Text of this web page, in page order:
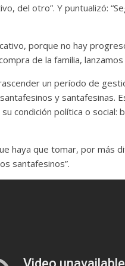
del otro”. Y puntualizó:
porque no hay
de la familia,
un período de
y santafesinas.
condición política o social:
haya que tomar, por más
santafesinos”.